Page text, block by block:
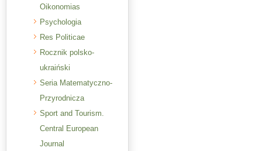
Oikonomias
Psychologia
Res Politicae
Rocznik polsko-
ukraiński
Seria Matematyczno-
Przyrodnicza
Sport and Tourism.
Central European
Journal